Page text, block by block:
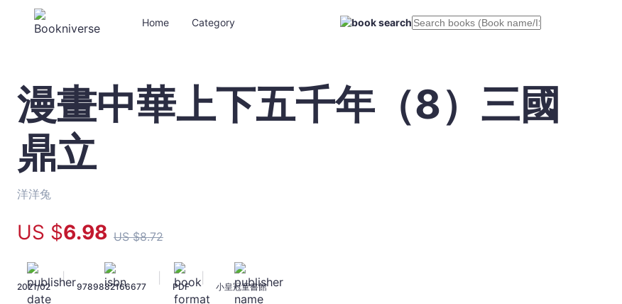
Home Category
漫
畫
中
上
下
五
年
（8）
三
國
鼎
漫畫中華上下五千年（8）三國
鼎立
洋洋兔
US $6.98 US $8.72
2021/02
|
9789882166677 PDF 小皇冠童書館